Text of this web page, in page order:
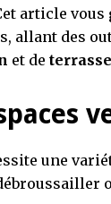
article
allant des
et de
une